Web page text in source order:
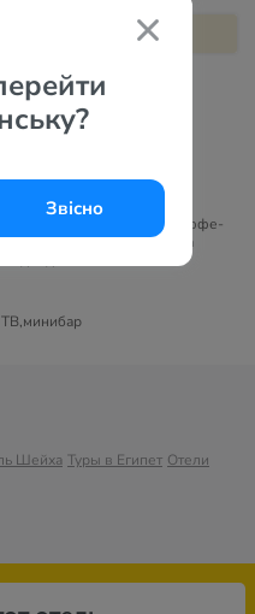
Звісно
плавательный бассейн,
главного входа, бар и коффе-
Водные виды спорта на
плавания.
Шейха Туры в Египет Отели